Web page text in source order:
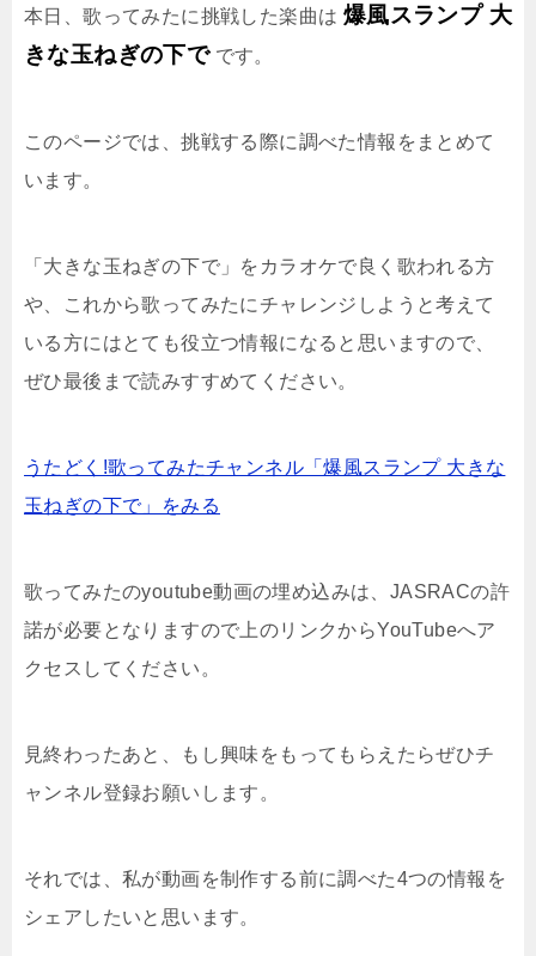
本日、歌ってみたに挑戦した楽曲は 爆風スランプ 大
きな玉ねぎの下でです。
このページでは、挑戦する際に調べた情報をまとめて
います。
「大きな玉ねぎの下で」をカラオケで良く歌われる方
や、これから歌ってみたにチャレンジしようと考えて
いる方にはとても役立つ情報になると思いますので、
ぜひ最後まで読みすすめてください。
うたどく!歌ってみたチャンネル「爆風スランプ 大きな
玉ねぎの下で」をみる
歌ってみたのyoutube動画の埋め込みは、JASRACの許
諾が必要となりますので上のリンクからYouTubeへア
クセスしてください。
見終わったあと、もし興味をもってもらえたらぜひチ
ャンネル登録お願いします。
それでは、私が動画を制作する前に調べた4つの情報を
シェアしたいと思います。